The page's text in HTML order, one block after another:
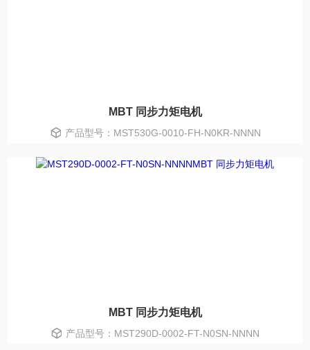
MBT 同步力矩电机
产品型号：MST530G-0010-FH-N0KR-NNNN
MBT 同步力矩电机
产品型号：MST290D-0002-FT-N0SN-NNNN